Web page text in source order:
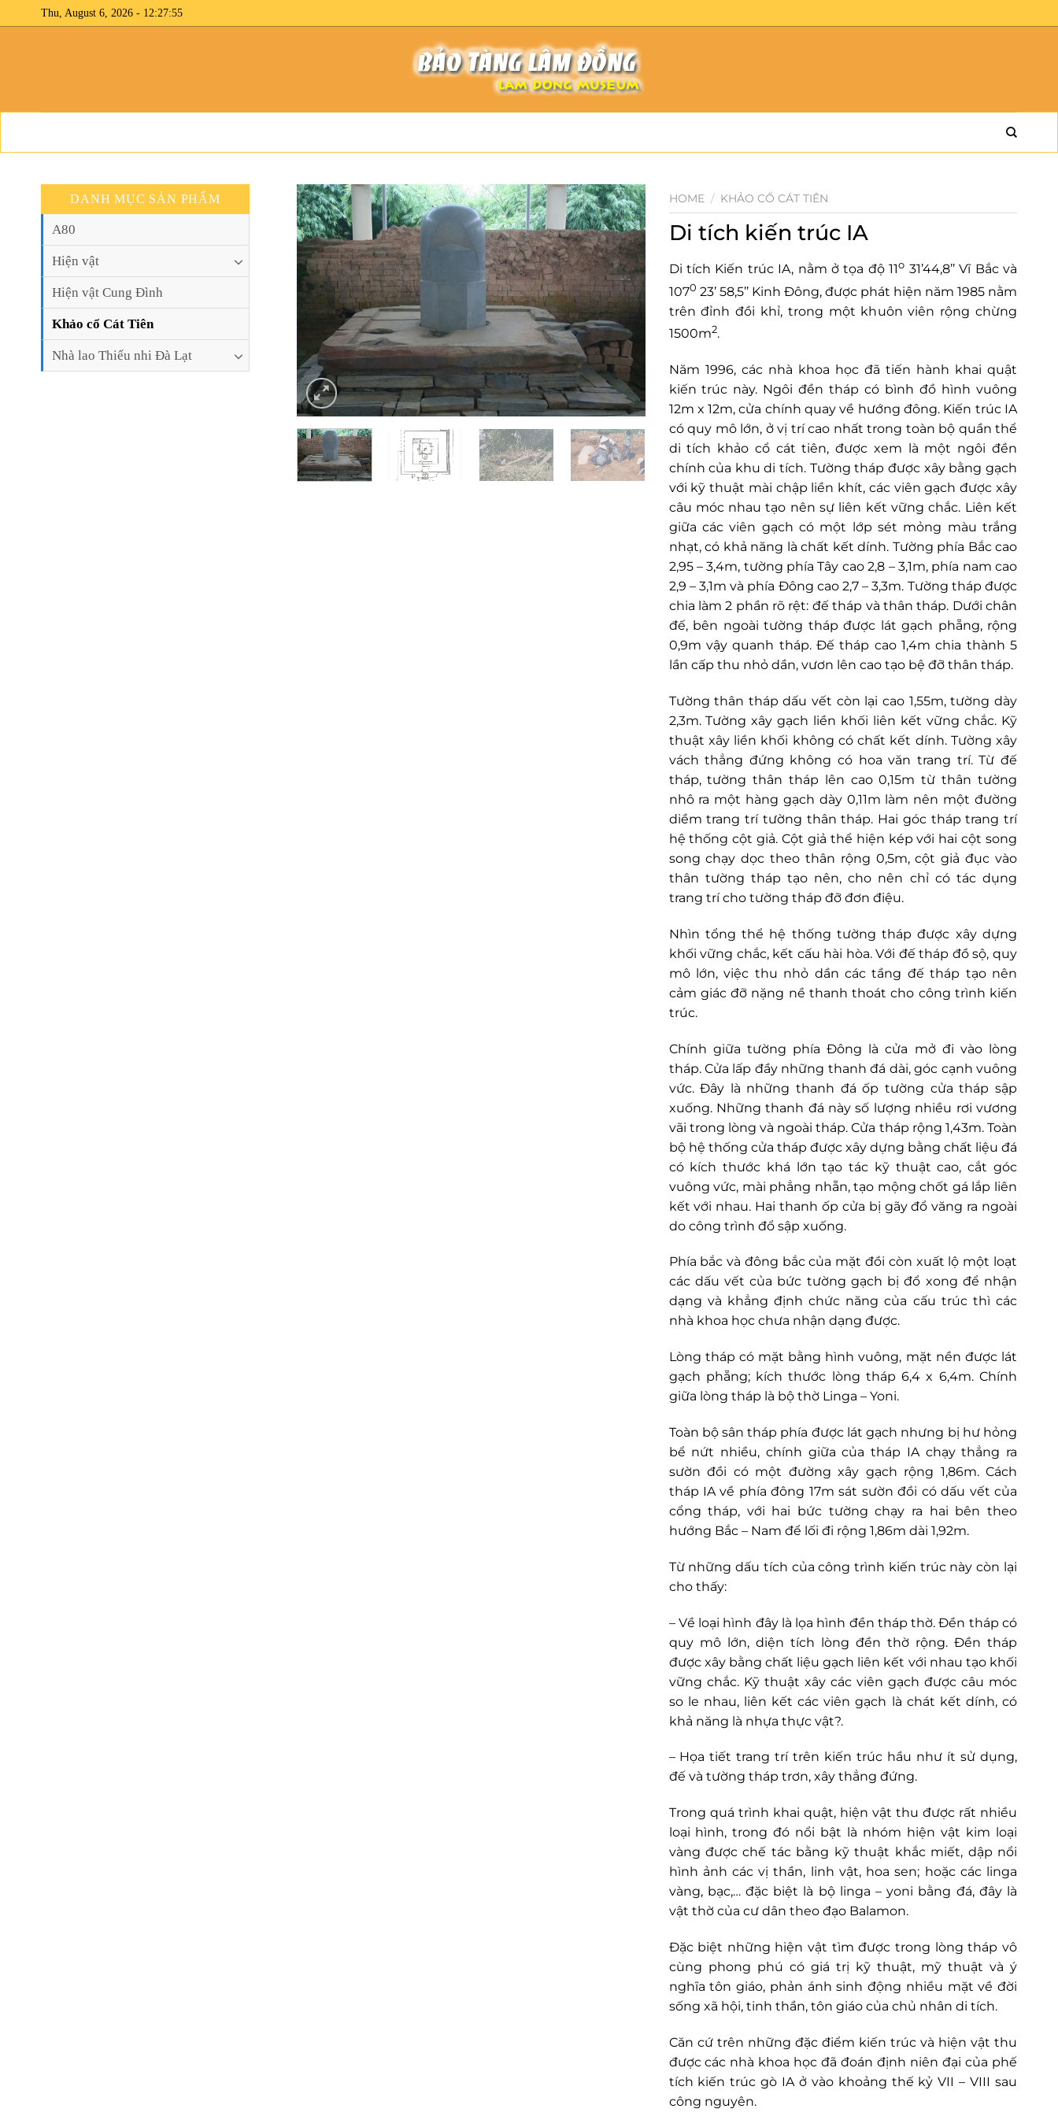
to
Thu, August 6, 2026 - 12:27:55
DANH MỤC SẢN PHẨM
A80
Hiện vật
Hiện vật Cung Đình
Khảo cổ Cát Tiên
Nhà lao Thiếu nhi Đà Lạt
HOME / KHẢO CỔ CÁT TIÊN
Di tích kiến trúc IA
Di tích Kiến trúc IA, nằm ở tọa độ 11o 31’44,8’’ Vĩ Bắc và
1070 23’ 58,5’’ Kinh Đông, được phát hiện năm 1985 nằm
trên đỉnh đồi khỉ, trong một khuôn viên rộng chừng
1500m2.
Năm 1996, các nhà khoa học đã tiến hành khai quật
kiến trúc này. Ngôi đền tháp có bình đồ hình vuông
12m x 12m, cửa chính quay về hướng đông. Kiến trúc IA
có quy mô lớn, ở vị trí cao nhất trong toàn bộ quần thể
di tích khảo cổ cát tiên, được xem là một ngôi đền
chính của khu di tích. Tường tháp được xây bằng gạch
với kỹ thuật mài chập liền khít, các viên gạch được xây
câu móc nhau tạo nên sự liên kết vững chắc. Liên kết
giữa các viên gạch có một lớp sét mỏng màu trắng
nhạt, có khả năng là chất kết dính. Tường phía Bắc cao
2,95 – 3,4m, tường phía Tây cao 2,8 – 3,1m, phía nam cao
2,9 – 3,1m và phía Đông cao 2,7 – 3,3m. Tường tháp được
chia làm 2 phần rõ rệt: đế tháp và thân tháp. Dưới chân
đế, bên ngoài tường tháp được lát gạch phẵng, rộng
0,9m vậy quanh tháp. Đế tháp cao 1,4m chia thành 5
lần cấp thu nhỏ dần, vươn lên cao tạo bệ đỡ thân tháp.
Tường thân tháp dấu vết còn lại cao 1,55m, tường dày
2,3m. Tường xây gạch liền khối liên kết vững chắc. Kỹ
thuật xây liền khối không có chất kết dính. Tường xây
vách thẳng đứng không có hoa văn trang trí. Từ đế
tháp, tường thân tháp lên cao 0,15m từ thân tường
nhô ra một hàng gạch dày 0,11m làm nên một đường
diềm trang trí tường thân tháp. Hai góc tháp trang trí
hệ thống cột giả. Cột giả thể hiện kép với hai cột song
song chạy dọc theo thân rộng 0,5m, cột giả đục vào
thân tường tháp tạo nên, cho nên chỉ có tác dụng
trang trí cho tường tháp đỡ đơn điệu.
Nhìn tổng thể hệ thống tường tháp được xây dựng
khối vững chắc, kết cấu hài hòa. Với đế tháp đồ sộ, quy
mô lớn, việc thu nhỏ dần các tầng đế tháp tạo nên
cảm giác đỡ nặng nề thanh thoát cho công trình kiến
trúc.
Chính giữa tường phía Đông là cửa mở đi vào lòng
tháp. Cửa lấp đầy những thanh đá dài, góc cạnh vuông
vức. Đây là những thanh đá ốp tường cửa tháp sập
xuống. Những thanh đá này số lượng nhiều rơi vương
vãi trong lòng và ngoài tháp. Cửa tháp rộng 1,43m. Toàn
bộ hệ thống cửa tháp được xây dựng bằng chất liệu đá
có kích thước khá lớn tạo tác kỹ thuật cao, cắt góc
vuông vức, mài phẳng nhẵn, tạo mộng chốt gá lắp liên
kết với nhau. Hai thanh ốp cửa bị gãy đổ văng ra ngoài
do công trình đổ sập xuống.
Phía bắc và đông bắc của mặt đồi còn xuất lộ một loạt
các dấu vết của bức tường gạch bị đổ xong để nhận
dạng và khẳng định chức năng của cấu trúc thì các
nhà khoa học chưa nhận dạng được.
Lòng tháp có mặt bằng hình vuông, mặt nền được lát
gạch phẵng; kích thước lòng tháp 6,4 x 6,4m. Chính
giữa lòng tháp là bộ thờ Linga – Yoni.
Toàn bộ sân tháp phía được lát gạch nhưng bị hư hỏng
bể nứt nhiều, chính giữa của tháp IA chạy thẳng ra
sườn đồi có một đường xây gạch rộng 1,86m. Cách
tháp IA về phía đông 17m sát sườn đồi có dấu vết của
cổng tháp, với hai bức tường chạy ra hai bên theo
hướng Bắc – Nam để lối đi rộng 1,86m dài 1,92m.
Từ những dấu tích của công trình kiến trúc này còn lại
cho thấy:
– Về loại hình đây là lọa hình đền tháp thờ. Đền tháp có
quy mô lớn, diện tích lòng đền thờ rộng. Đền tháp
được xây bằng chất liệu gạch liên kết với nhau tạo khối
vững chắc. Kỹ thuật xây các viên gạch được câu móc
so le nhau, liên kết các viên gạch là chát kết dính, có
khả năng là nhựa thực vật?.
– Họa tiết trang trí trên kiến trúc hầu như ít sử dụng,
đế và tường tháp trơn, xây thẳng đứng.
Trong quá trình khai quật, hiện vật thu được rất nhiều
loại hình, trong đó nổi bật là nhóm hiện vật kim loại
vàng được chế tác bằng kỹ thuật khắc miết, dập nổi
hình ảnh các vị thần, linh vật, hoa sen; hoặc các linga
vàng, bạc,… đặc biệt là bộ linga – yoni bằng đá, đây là
vật thờ của cư dân theo đạo Balamon.
Đặc biệt những hiện vật tìm được trong lòng tháp vô
cùng phong phú có giá trị kỹ thuật, mỹ thuật và ý
nghĩa tôn giáo, phản ánh sinh động nhiều mặt về đời
sống xã hội, tinh thần, tôn giáo của chủ nhân di tích.
Căn cứ trên những đặc điểm kiến trúc và hiện vật thu
được các nhà khoa học đã đoán định niên đại của phế
tích kiến trúc gò IA ở vào khoảng thế kỷ VII – VIII sau
công nguyên.